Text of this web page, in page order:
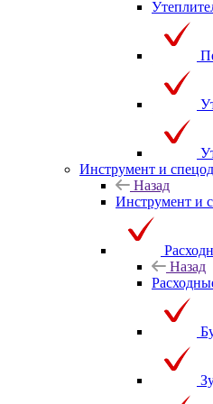
Инструмент и
Назад
Инструмент и
Назад